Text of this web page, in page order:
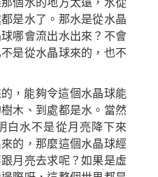
個水的地方太遠，水從
是水了。那水是從水晶
哪會流出水出來？不會
是從水晶球來的，也不
，能夠令這個水晶球能
木、到處都是水。當然
白水不是從月亮降下來
的，那麼這個水晶球經
月亮去求呢？如果是虛